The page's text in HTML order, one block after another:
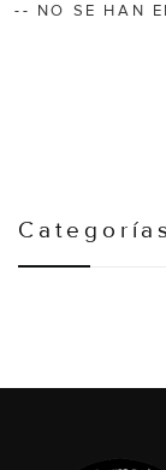
Categorías
-- NO SE HAN